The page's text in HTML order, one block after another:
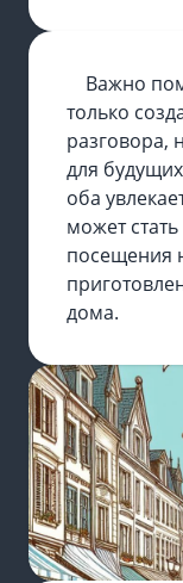
Важно
только
разговора,
для
оба
может
посещения
дома.